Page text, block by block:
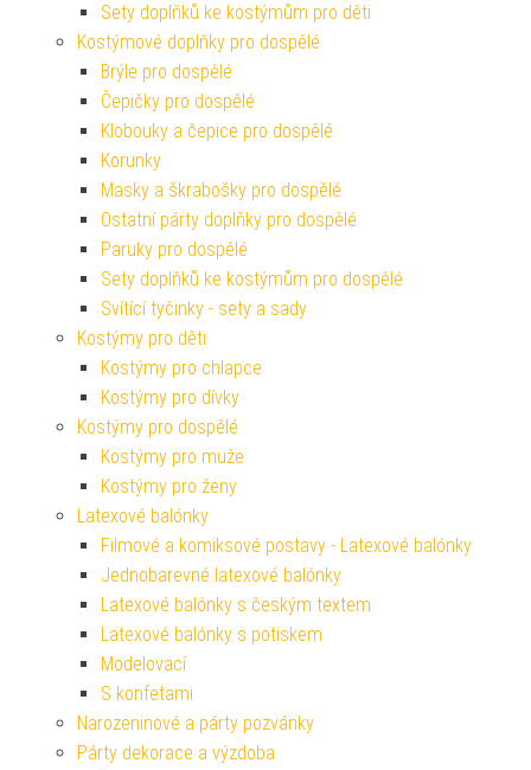
Sety doplňků ke kostýmům pro děti
Kostýmové doplňky pro dospělé
Brýle pro dospělé
Čepičky pro dospělé
Klobouky a čepice pro dospělé
Korunky
Masky a škrabošky pro dospělé
Ostatní párty doplňky pro dospělé
Paruky pro dospělé
Sety doplňků ke kostýmům pro dospělé
Svítící tyčinky - sety a sady
Kostýmy pro děti
Kostýmy pro chlapce
Kostýmy pro dívky
Kostýmy pro dospělé
Kostýmy pro muže
Kostýmy pro ženy
Latexové balónky
Filmové a komiksové postavy - Latexové balónky
Jednobarevné latexové balónky
Latexové balónky s českým textem
Latexové balónky s potiskem
Modelovací
S konfetami
Narozeninové a párty pozvánky
Párty dekorace a výzdoba